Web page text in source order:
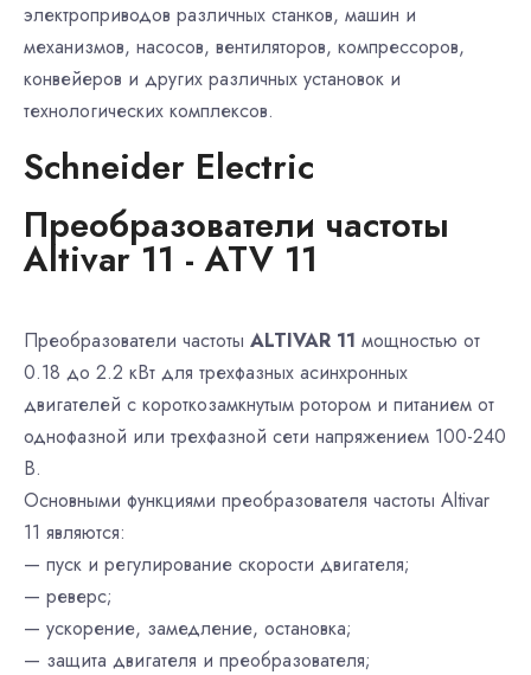
электроприводов различных станков, машин и
механизмов, насосов, вентиляторов, компрессоров,
конвейеров и других различных установок и
технологических комплексов.
Schneider Electric
Преобразователи частоты
Altivar 11 - ATV 11
Преобразователи частоты ALTIVAR 11 мощностью от
0.18 до 2.2 кВт для трехфазных асинхронных
двигателей с короткозамкнутым ротором и питанием от
однофазной или трехфазной сети напряжением 100-240
В.
Основными функциями преобразователя частоты Altivar
11 являются:
— пуск и регулирование скорости двигателя;
— реверс;
— ускорение, замедление, остановка;
— защита двигателя и преобразователя;